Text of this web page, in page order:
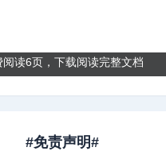
阅读6页，下载阅读完整文档
#免责声明#